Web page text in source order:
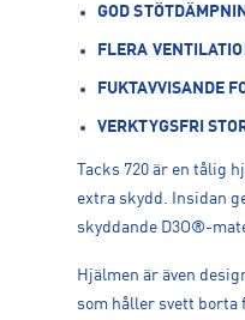
GOD
FLERA
FUKTAVVISANDE
VERKTYGSFRI
Tacks 720 är en tålig
extra skydd. Insidan
skyddande D3O®-
Hjälmen är även
som håller svett borta